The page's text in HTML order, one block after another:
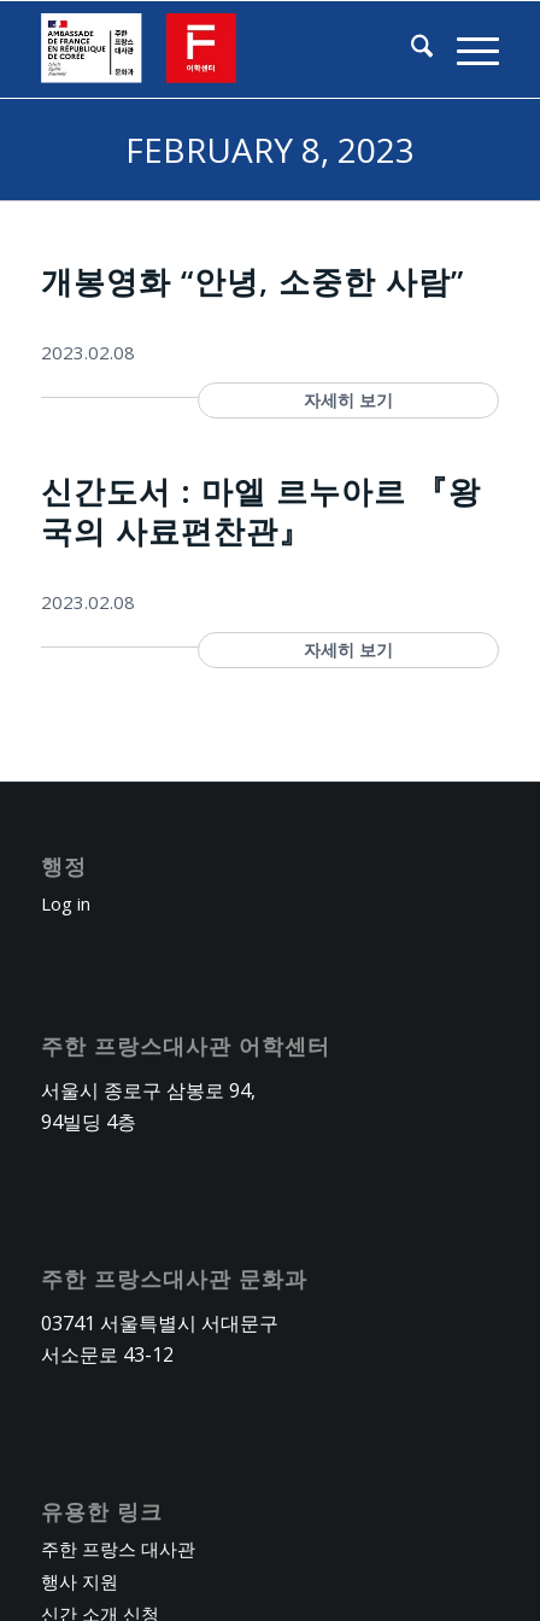
FEBRUARY 8, 2023
개봉영화 “안녕, 소중한 사람”
2023.02.08
자세히 보기
신간도서 : 마엘 르누아르 『왕
국의 사료편찬관』
2023.02.08
자세히 보기
행정
Log in
주한 프랑스대사관 어학센터
서울시 종로구 삼봉로 94,
94빌딩 4층
주한 프랑스대사관 문화과
03741 서울특별시 서대문구
서소문로 43-12
유용한 링크
주한 프랑스 대사관
행사 지원
신간 소개 신청